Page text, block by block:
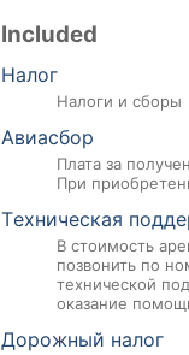
Included
Налог
Налоги и сборы
Авиасбор
Плата за
При
Tехническая
В стоимость
позвонить по
технической
оказание
Дорожный налог